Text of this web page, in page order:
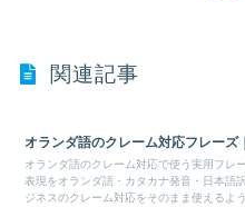
関連記事
オランダ語のクレーム対応フレーズ
オランダ語のクレーム対応で使う実用フレ
表現をオランダ語・カタカナ発音・日本語
ジネスのクレーム対応をそのまま使えるよ